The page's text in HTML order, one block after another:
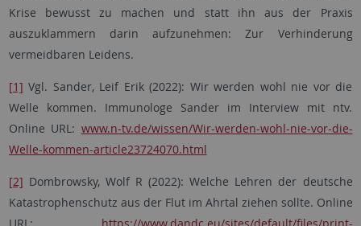
Krise bewusst zu machen und statt ihn aus der Praxis
auszuklammern darin aufzunehmen: Zur Verhinderung
vermeidbaren Leidens.
[1] Vgl. Sander, Leif Erik (2022): Wir werden wohl nie vor die
Welle kommen. Immunologe Sander im Interview mit ntv.
Online URL: www.n-tv.de/wissen/Wir-werden-wohl-nie-vor-die-
Welle-kommen-article23724070.html
[2] Dombrowsky, Wolf R (2022): Welche Lehren der deutsche
Katastrophenschutz aus der Flut im Ahrtal ziehen sollte. Online